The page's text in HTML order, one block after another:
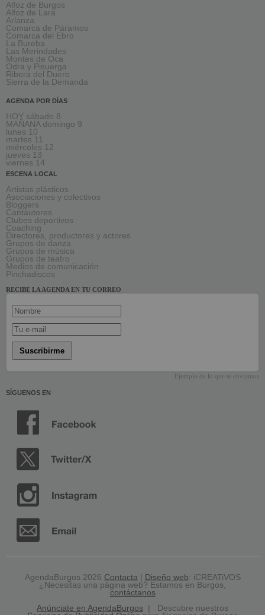
Alfoz de Burgos
Alfoz de Lara
Arlanza
Comarca de Páramos
Comarca del Ebro
La Bureba
Las Merindades
Montes de Oca
Odra y Pisuerga
Ribera del Duero
Sierra de la Demanda
AGENDA POR DÍAS
HOY sábado 8
MAÑANA domingo 9
lunes 10
martes 11
miércoles 12
jueves 13
viernes 14
ESCENA LOCAL
Artistas plásticos
Asociaciones y colectivos
Bloggers
Cantautores
Clubes deportivos
Coaching
Directores, productores y actores
Grupos de danza
Grupos de música
Grupos de teatro
Medios de comunicación
Pinchadiscos
RECIBE LA AGENDA EN TU CORREO
Suscribirme
Ejemplo de lo que te enviamos
SÍGUENOS EN
AgendaBurgos 2026 Contacta| Diseño web: iCREATiVOS
¿Necesitas una página web? Estamos en Burgos,
contáctanos
Anúnciate en AgendaBurgos | Descubre nuestros